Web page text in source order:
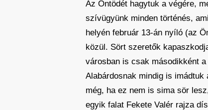
Az Öntödét hagytuk a végére,
szívügyünk minden történés,
helyén február 13-án nyíló (az
közül. Sört szeretők
városban is csak másodikként a
Alabárdosnak mindig is
még, ha ez nem is sima sör
egyik falat Fekete Valér rajza